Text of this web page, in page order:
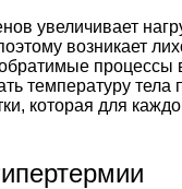
увеличивает
возникает
процессы
температуру тела
которая для